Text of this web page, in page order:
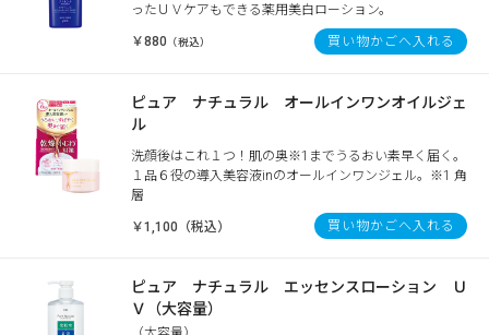
ったＵＶケアもできる薬用美白ローション。
￥880 （税込） 買い物かごへ入れる
ピュア ナチュラル オールインワンオイルジェ
ル
洗顔後はこれ１つ！肌の奥※1までうるおい素早く届く。
１品６役の導入美容液inのオールインワンジェル。※1 角
層
￥1,100（税込） 買い物かごへ入れる
ピュア ナチュラル エッセンスローション Ｕ
Ｖ（大容量）